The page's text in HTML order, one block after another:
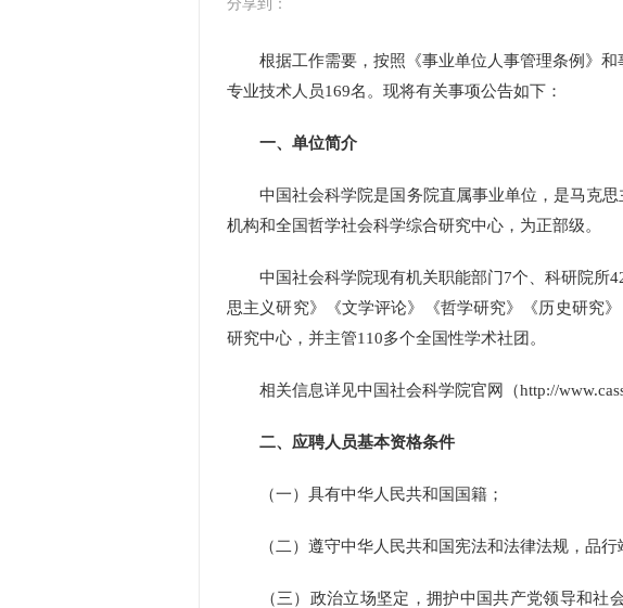
分享到：
根据工作需要，按照《事业单位人事管理条例》和
专业技术人员169名。现将有关事项公告如下：
一、单位简介
中国社会科学院是国务院直属事业单位，是马克思
机构和全国哲学社会科学综合研究中心，为正部级。
中国社会科学院现有机关职能部门7个、科研院所
思主义研究》《文学评论》《哲学研究》《历史研究
研究中心，并主管110多个全国性学术社团。
相关信息详见中国社会科学院官网（http://
二、应聘人员基本资格条件
（一）具有中华人民共和国国籍；
（二）遵守中华人民共和国宪法和法律法规，品行
（三）政治立场坚定，拥护中国共产党领导和社会